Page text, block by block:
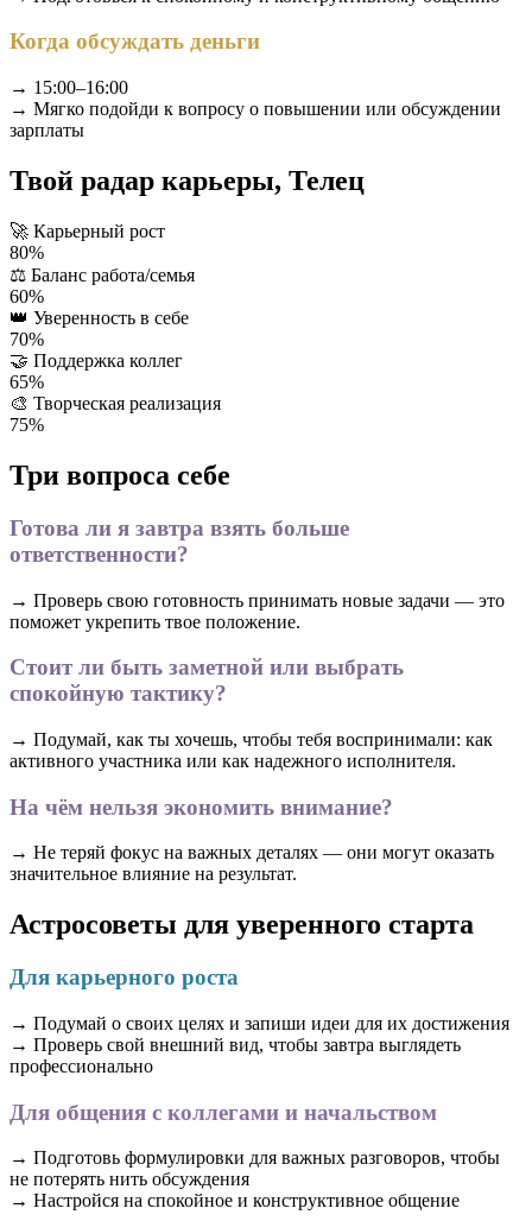
Когда обсуждать деньги
→ 15:00–16:00
→ Мягко подойди к вопросу о повышении или обсуждении
зарплаты
Твой радар карьеры, Телец
🚀 Карьерный рост
80%
⚖️ Баланс работа/семья
60%
👑 Уверенность в себе
70%
🤝 Поддержка коллег
65%
🎨 Творческая реализация
75%
Три вопроса себе
Готова ли я завтра взять больше
ответственности?
→ Проверь свою готовность принимать новые задачи — это
поможет укрепить твое положение.
Стоит ли быть заметной или выбрать
спокойную тактику?
→ Подумай, как ты хочешь, чтобы тебя воспринимали: как
активного участника или как надежного исполнителя.
На чём нельзя экономить внимание?
→ Не теряй фокус на важных деталях — они могут оказать
значительное влияние на результат.
Астросоветы для уверенного старта
Для карьерного роста
→ Подумай о своих целях и запиши идеи для их достижения
→ Проверь свой внешний вид, чтобы завтра выглядеть
профессионально
Для общения с коллегами и начальством
→ Подготовь формулировки для важных разговоров, чтобы
не потерять нить обсуждения
→ Настройся на спокойное и конструктивное общение